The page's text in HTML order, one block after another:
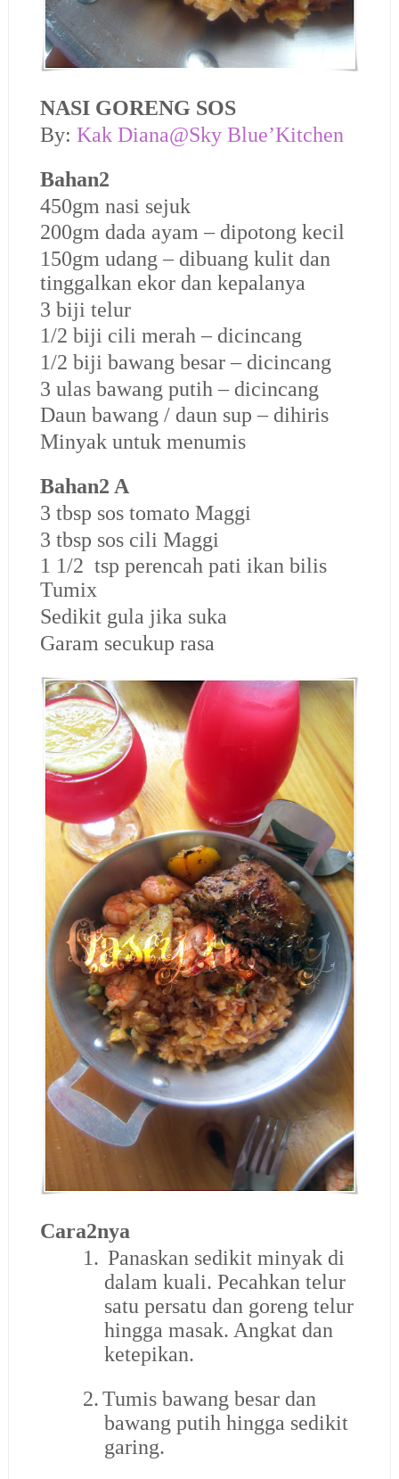
NASI GORENG SOS
By: Kak Diana@Sky Blue’Kitchen
Bahan2
450gm nasi sejuk
200gm dada ayam – dipotong kecil
150gm udang – dibuang kulit dan
tinggalkan ekor dan kepalanya
3 biji telur
1/2 biji cili merah – dicincang
1/2 biji bawang besar – dicincang
3 ulas bawang putih – dicincang
Daun bawang / daun sup – dihiris
Minyak untuk menumis
Bahan2 A
3 tbsp sos tomato Maggi
3 tbsp sos cili Maggi
1 1/2 tsp perencah pati ikan bilis
Tumix
Sedikit gula jika suka
Garam secukup rasa
Cara2nya
1. Panaskan sedikit minyak di
dalam kuali. Pecahkan telur
satu persatu dan goreng telur
hingga masak. Angkat dan
ketepikan.
2.Tumis bawang besar dan
bawang putih hingga sedikit
garing.